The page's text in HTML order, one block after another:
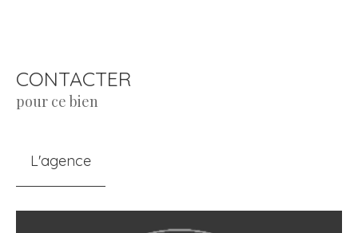
CONTACTER
pour ce bien
L'agence